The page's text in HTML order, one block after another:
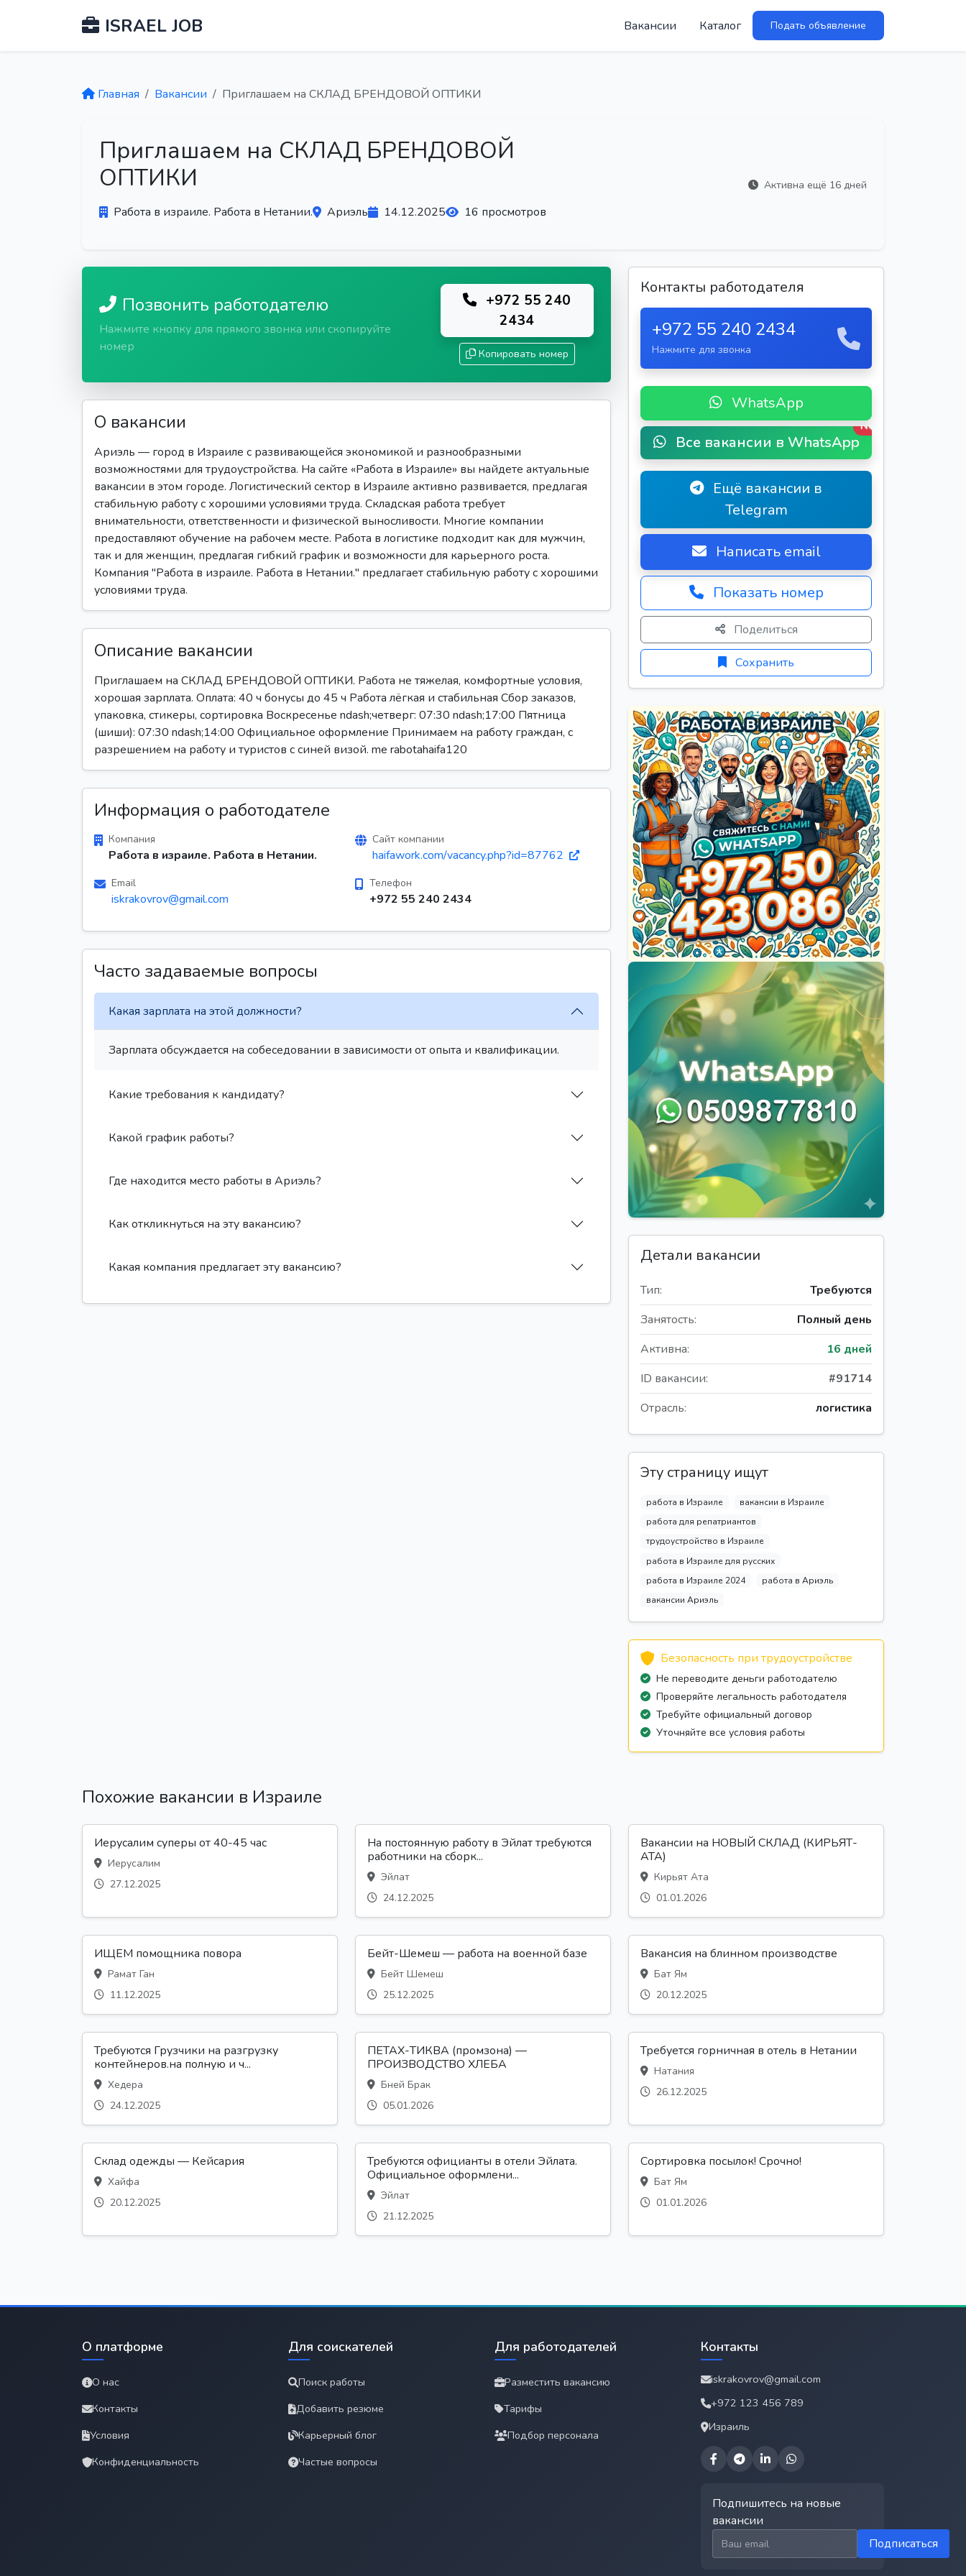
ISRAEL JOB Вакансии Каталог Подать объявление
Главная Вакансии Приглашаем на СКЛАД БРЕНДОВОЙ ОПТИКИ
Приглашаем на СКЛАД БРЕНДОВОЙ
ОПТИКИ
Работа в израиле. Работа в Нетании. Ариэль 14.12.2025 16 просмотров
Активна ещё 16 дней
Позвонить работодателю
Нажмите кнопку для прямого звонка или скопируйте
номер
+972 55 240
2434
Копировать номер
О вакансии
Ариэль — город в Израиле с развивающейся экономикой и разнообразными
возможностями для трудоустройства. На сайте «Работа в Израиле» вы найдете актуальные
вакансии в этом городе. Логистический сектор в Израиле активно развивается, предлагая
стабильную работу с хорошими условиями труда. Складская работа требует
внимательности, ответственности и физической выносливости. Многие компании
предоставляют обучение на рабочем месте. Работа в логистике подходит как для мужчин,
так и для женщин, предлагая гибкий график и возможности для карьерного роста.
Компания "Работа в израиле. Работа в Нетании." предлагает стабильную работу с хорошими
условиями труда.
Описание вакансии
Приглашаем на СКЛАД БРЕНДОВОЙ ОПТИКИ. Работа не тяжелая, комфортные условия,
хорошая зарплата. Оплата: 40 ч бонусы до 45 ч Работа лёгкая и стабильная Сбор заказов,
упаковка, стикеры, сортировка Воскресенье ndash;четверг: 07:30 ndash;17:00 Пятница
(шиши): 07:30 ndash;14:00 Официальное оформление Принимаем на работу граждан, с
разрешением на работу и туристов с синей визой. me rabotahaifa120
Информация о работодателе
Компания
Работа в израиле. Работа в Нетании.
Сайт компании
haifawork.com/vacancy.php?id=87762
Email
iskrakovrov@gmail.com
Телефон
+972 55 240 2434
Часто задаваемые вопросы
Какая зарплата на этой должности?
Зарплата обсуждается на собеседовании в зависимости от опыта и квалификации.
Какие требования к кандидату?
Какой график работы?
Где находится место работы в Ариэль?
Как откликнуться на эту вакансию?
Какая компания предлагает эту вакансию?
Контакты работодателя
+972 55 240 2434
Нажмите для звонка
WhatsApp
Все вакансии в WhatsApp
New
Ещё вакансии в
Telegram
Написать email
Показать номер
Поделиться
Сохранить
Детали вакансии
Тип:
Требуются
Занятость:
Полный день
Активна:
16 дней
ID вакансии:
#91714
Отрасль:
логистика
Эту страницу ищут
работа в Израиле
вакансии в Израиле
работа для репатриантов
трудоустройство в Израиле
работа в Израиле для русских
работа в Израиле 2024
работа в Ариэль
вакансии Ариэль
Безопасность при трудоустройстве
Не переводите деньги работодателю
Проверяйте легальность работодателя
Требуйте официальный договор
Уточняйте все условия работы
Похожие вакансии в Израиле
Иерусалим суперы от 40-45 час
Иерусалим
27.12.2025
На постоянную работу в Эйлат требуются
работники на сборк...
Эйлат
24.12.2025
Вакансии на НОВЫЙ СКЛАД (КИРЬЯТ-
АТА)
Кирьят Ата
01.01.2026
ИЩЕМ помощника повора
Рамат Ган
11.12.2025
Бейт-Шемеш — работа на военной базе
Бейт Шемеш
25.12.2025
Вакансия на блинном производстве
Бат Ям
20.12.2025
Требуются Грузчики на разгрузку
контейнеров.на полную и ч...
Хедера
24.12.2025
ПЕТАХ-ТИКВА (промзона) —
ПРОИЗВОДСТВО ХЛЕБА
Бней Брак
05.01.2026
Требуется горничная в отель в Нетании
Натания
26.12.2025
Склад одежды — Кейсария
Хайфа
20.12.2025
Требуются официанты в отели Эйлата.
Официальное оформлени...
Эйлат
21.12.2025
Сортировка посылок! Срочно!
Бат Ям
01.01.2026
О платформе
О нас
Контакты
Условия
Конфиденциальность
Для соискателей
Поиск работы
Добавить резюме
Карьерный блог
Частые вопросы
Для работодателей
Разместить вакансию
Тарифы
Подбор персонала
Контакты
iskrakovrov@gmail.com
+972 123 456 789
Израиль
Подпишитесь на новые
вакансии
Email для подписки
Подписаться